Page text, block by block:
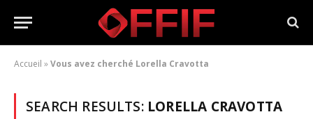
Accueil »Vous avez cherché Lorella Cravotta
SEARCH RESULTS: LORELLA CRAVOTTA